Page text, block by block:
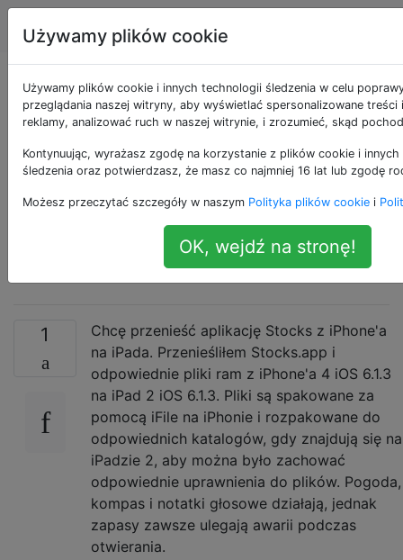
Apple Tagi
Aplikacja Stocks
ulega awarii podczas
uruchamiania po
przejściu z iPhone'a
na iPada na iOS 6.1.3
1
Chcę przenieść aplikację Stocks z iPhone'a
na iPada. Przenieśliłem Stocks.app i
odpowiednie pliki ram z iPhone'a 4 iOS 6.1.3
na iPad 2 iOS 6.1.3. Pliki są spakowane za
pomocą iFile na iPhonie i rozpakowane do
odpowiednich katalogów, gdy znajdują się na
iPadzie 2, aby można było zachować
odpowiednie uprawnienia do plików. Pogoda,
kompas i notatki głosowe działają, jednak
zapasy zawsze ulegają awarii podczas
otwierania.
Używamy plików cookie
Używamy plików cookie i innych technologii śledzenia w celu
przeglądania naszej witryny, aby wyświetlać spersonalizowane treści
reklamy, analizować ruch w naszej witrynie, i zrozumieć, skąd
Kontynuując, wyrażasz zgodę na korzystanie z plików cookie i
śledzenia oraz potwierdzasz, że masz co najmniej 16 lat lub zgodę
Możesz przeczytać szczegóły w naszym Polityka plików cookie i
OK, wejdź na stronę!